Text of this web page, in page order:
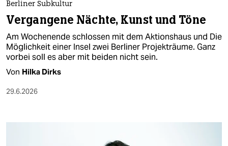
verlag
verlag
veranstaltungen
shop
fragen & hilfe
Berliner Subkultur
Vergangene Nächte, Kunst und Töne
Am Wochenende schlossen mit dem Aktionshaus und Die
Möglichkeit einer Insel zwei Berliner Projekträume. Ganz
vorbei soll es aber mit beiden nicht sein.
Von Hilka Dirks
29.6.2026